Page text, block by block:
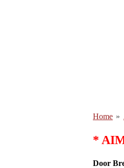
Home »
*
Door